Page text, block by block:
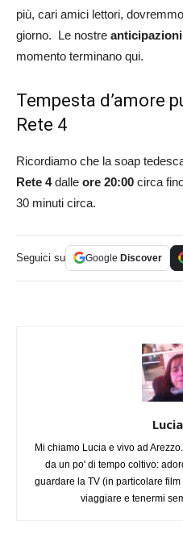
più, cari amici lettori,
giorno. Le nostre anticipazioni
momento terminano qui.
Tempesta d’amore
Rete 4
Ricordiamo che la soap
Rete 4dalle ore 20:00 circa
30 minuti circa.
Seguici su Google Discover
Mi chiamo Lucia e vivo ad
da un po' di tempo coltivo:
guardare la TV (in particolare
viaggiare e tenermi